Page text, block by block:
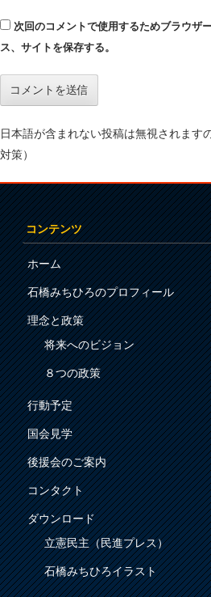
次回のコメントで使用するためブラウザ
ス、サイトを保存する。
日本語が含まれない投稿は無視されます
対策）
コンテンツ
ホーム
石橋みちひろのプロフィール
理念と政策
将来へのビジョン
８つの政策
行動予定
国会見学
後援会のご案内
コンタクト
ダウンロード
立憲民主（民進プレス）
石橋みちひろイラスト